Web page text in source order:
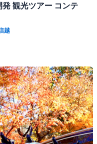
発 観光ツアー コンテ
越